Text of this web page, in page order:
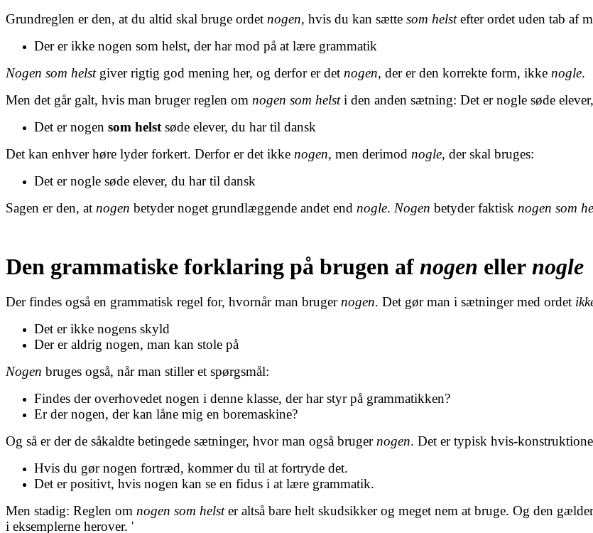
Grundreglen er den, at du altid skal bruge ordet nogen, hvis du kan sætte som helstefter ordet uden tab af
Der er ikke nogen som helst, der har mod på at lære grammatik
Nogen som helstgiver rigtig god mening her, og derfor er det nogen, der er den korrekte form, ikke nogle.
Men det går galt, hvis man bruger reglen om nogen som helsti den anden sætning: Det er nogle søde
Det er nogen som helst søde elever, du har til dansk
Det kan enhver høre lyder forkert. Derfor er det ikke nogen, men derimod nogle, der skal bruges:
Det er nogle søde elever, du har til dansk
Sagen er den, at nogen betyder noget grundlæggende andet end nogle. Nogen betyder faktisk nogen som
Den grammatiske forklaring på brugen af nogen eller nogle
Der findes også en grammatisk regel for, hvornår man brugernogen. Det gør man i sætninger med ordet
Det er ikke nogens skyld
Der er aldrig nogen, man kan stole på
Nogen bruges også, når man stiller et spørgsmål:
Findes der overhovedet nogen i denne klasse, der har styr på grammatikken?
Er der nogen, der kan låne mig en boremaskine?
Og så er der de såkaldte betingede sætninger, hvor man også brugernogen. Det er typisk hvis-
Hvis du gør nogen fortræd, kommer du til at fortryde det.
Det er positivt, hvis nogen kan se en fidus i at lære grammatik.
Men stadig: Reglen om nogen som helster altså bare helt skudsikker og meget nem at bruge. Og den
i eksemplerne herover. '